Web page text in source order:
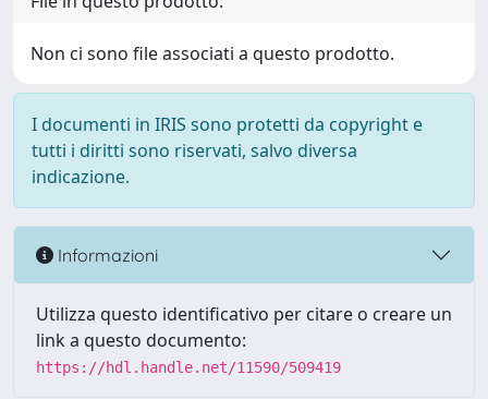
Non ci sono file associati a questo prodotto.
I documenti in IRIS sono protetti da copyright e
tutti i diritti sono riservati, salvo diversa
indicazione.
Informazioni
Utilizza questo identificativo per citare o creare un
link a questo documento:
https://hdl.handle.net/11590/509419